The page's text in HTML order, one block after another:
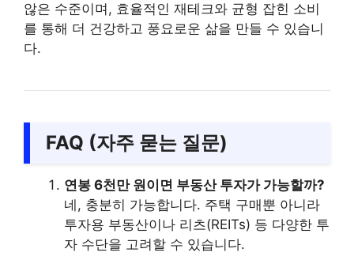
않은 수준이며, 효율적인 재테크와 균형 잡힌 소비
를 통해 더 건강하고 풍요로운 삶을 만들 수 있습니
다.
FAQ (자주 묻는 질문)
연봉 6천만 원이면 부동산 투자가 가능할까?
네, 충분히 가능합니다. 주택 구매뿐 아니라
투자용 부동산이나 리츠(REITs) 등 다양한 투
자 수단을 고려할 수 있습니다.